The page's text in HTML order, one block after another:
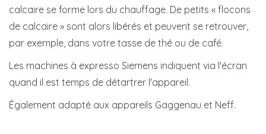
calcaire se forme lors du chauffage. De petits « flocons
de calcaire » sont alors libérés et peuvent se retrouver,
par exemple, dans votre tasse de thé ou de café.
Les machines à expresso Siemens indiquent via l'écran
quand il est temps de détartrer l'appareil.
Également adapté aux appareils Gaggenau et Neff.